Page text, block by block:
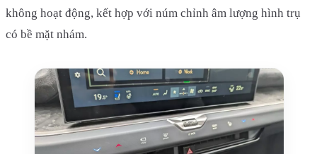
không hoạt động, kết hợp với núm chỉnh âm lượng hình trụ
có bề mặt nhám.